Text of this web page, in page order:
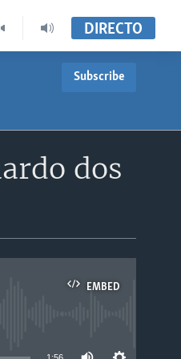
DIRECTO
Subscribe
dos
EMBED